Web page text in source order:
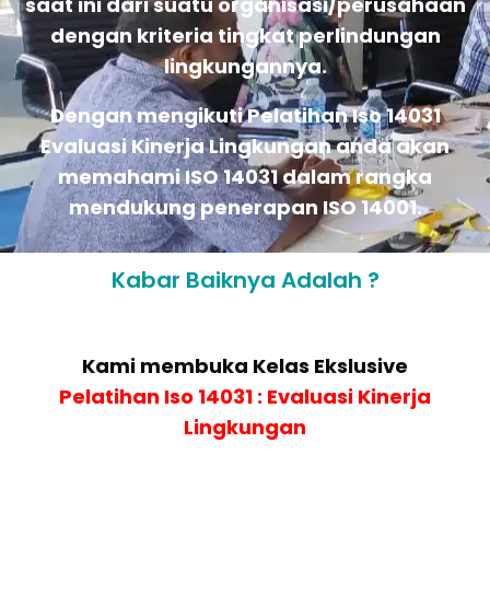
dengan kriteria tingkat perlindungan
lingkungannya.
Dengan mengikuti Pelatihan Iso 14031
Evaluasi Kinerja Lingkungan anda akan
memahami ISO 14031 dalam rangka
mendukung penerapan ISO 14001.
Kabar Baiknya Adalah ?
Kami membuka Kelas Ekslusive
Pelatihan Iso 14031 : Evaluasi Kinerja
Lingkungan